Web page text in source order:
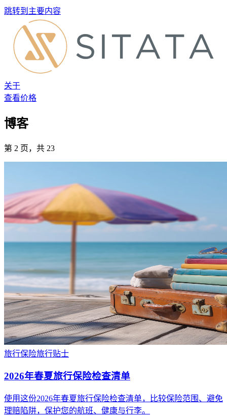
跳转到主要内容
关于
查看价格
博客
第 2 页，共 23
旅行保险旅行贴士
2026年春夏旅行保险检查清单
使用这份2026年春夏旅行保险检查清单，比较保险范围、避免
理赔陷阱，保护您的航班、健康与行李。